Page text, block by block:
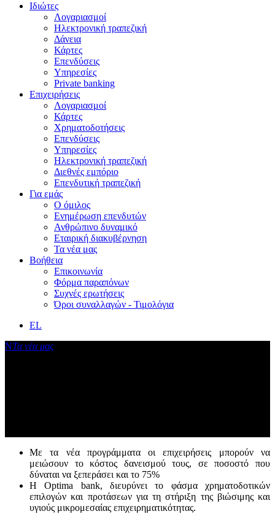
Ιδιώτες
Λογαριασμοί
Ηλεκτρονική τραπεζική
Δάνεια
Κάρτες
Επενδύσεις
Υπηρεσίες
Private banking
Επιχειρήσεις
Λογαριασμοί
Κάρτες
Χρηματοδοτήσεις
Επενδύσεις
Υπηρεσίες
Ηλεκτρονική τραπεζική
Διεθνές εμπόριο
Επενδυτική τραπεζική
Για εμάς
Ο όμιλος
Ενημέρωση επενδυτών
Ανθρώπινο δυναμικό
Εταιρική διακυβέρνηση
Τα νέα μας
Βοήθεια
Επικοινωνία
Φόρμα παραπόνων
Συχνές ερωτήσεις
Όροι συναλλαγών - Τιμολόγια
EL
ΝΤα νέα μας
Με τα νέα προγράμματα οι επιχειρήσεις μπορούν να
μειώσουν το κόστος δανεισμού τους, σε ποσοστό που
δύναται να ξεπεράσει και το 75%
Η Optima bank, διευρύνει το φάσμα χρηματοδοτικών
επιλογών και προτάσεων για τη στήριξη της βιώσιμης και
υγιούς μικρομεσαίας επιχειρηματικότητας.